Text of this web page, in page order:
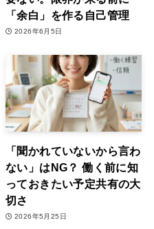
「余白」を作る自己管理
2026年6月5日
「聞かれていないから言わ
ない」はNG？ 働く前に知
っておきたい予定共有の大
切さ
2026年5月25日